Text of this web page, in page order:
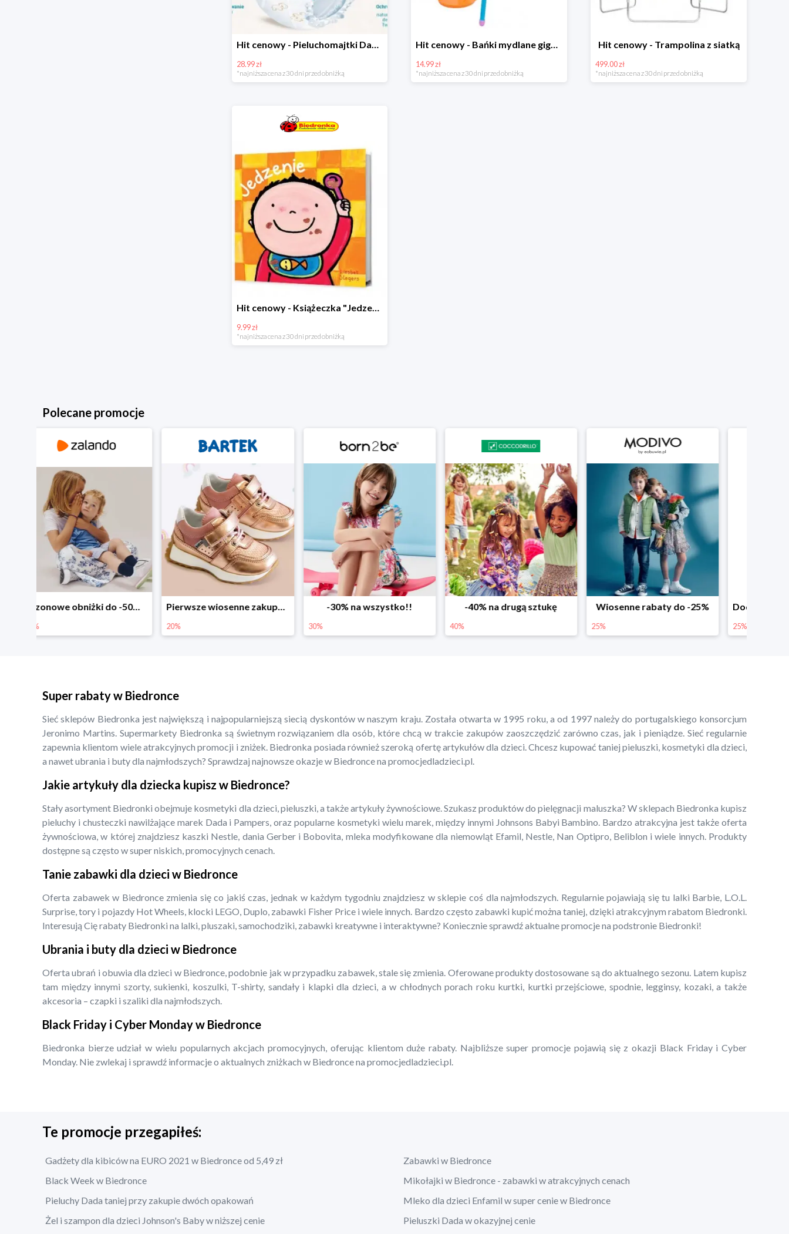
Hit cenowy - Pieluchomajtki Dada Pants
28.99 zł
*najniższa cena z 30 dni przed obniżką
Hit cenowy - Bańki mydlane gigant lub płyn uzupełniający
14.99 zł
*najniższa cena z 30 dni przed obniżką
Hit cenowy - Trampolina z siatką
499.00 zł
*najniższa cena z 30 dni przed obniżką
Hit cenowy - Książeczka "Jedzenie"
9.99 zł
*najniższa cena z 30 dni przed obniżką
Polecane promocje
-30% na wszystko!! -40% na drugą sztukę Wiosenne rabaty do -25%
Super rabaty w Biedronce
Sieć sklepów Biedronka jest największą i najpopularniejszą siecią dyskontów w naszym kraju. Została otwarta w 1995 roku, a od 1997 należy do portugalskiego konsorcjum
Jeronimo Martins. Supermarkety Biedronka są świetnym rozwiązaniem dla osób, które chcą w trakcie zakupów zaoszczędzić zarówno czas, jak i pieniądze. Sieć regularnie
zapewnia klientom wiele atrakcyjnych promocji i zniżek. Biedronka posiada również szeroką ofertę artykułów dla dzieci. Chcesz kupować taniej pieluszki, kosmetyki dla dzieci,
a nawet ubrania i buty dla najmłodszych? Sprawdzaj najnowsze okazje w Biedronce na promocjedladzieci.pl.
Jakie artykuły dla dziecka kupisz w Biedronce?
Stały asortyment Biedronki obejmuje kosmetyki dla dzieci, pieluszki, a także artykuły żywnościowe. Szukasz produktów do pielęgnacji maluszka? W sklepach Biedronka kupisz
pieluchy i chusteczki nawilżające marek Dada i Pampers, oraz popularne kosmetyki wielu marek, między innymi Johnsons Babyi Bambino. Bardzo atrakcyjna jest także oferta
żywnościowa, w której znajdziesz kaszki Nestle, dania Gerber i Bobovita, mleka modyfikowane dla niemowląt Efamil, Nestle, Nan Optipro, Beliblon i wiele innych. Produkty
dostępne są często w super niskich, promocyjnych cenach.
Tanie zabawki dla dzieci w Biedronce
Oferta zabawek w Biedronce zmienia się co jakiś czas, jednak w każdym tygodniu znajdziesz w sklepie coś dla najmłodszych. Regularnie pojawiają się tu lalki Barbie, L.O.L.
Surprise, tory i pojazdy Hot Wheels, klocki LEGO, Duplo, zabawki Fisher Price i wiele innych. Bardzo często zabawki kupić można taniej, dzięki atrakcyjnym rabatom Biedronki.
Interesują Cię rabaty Biedronki na lalki, pluszaki, samochodziki, zabawki kreatywne i interaktywne? Koniecznie sprawdź aktualne promocje na podstronie Biedronki!
Ubrania i buty dla dzieci w Biedronce
Oferta ubrań i obuwia dla dzieci w Biedronce, podobnie jak w przypadku zabawek, stale się zmienia. Oferowane produkty dostosowane są do aktualnego sezonu. Latem kupisz
tam między innymi szorty, sukienki, koszulki, T-shirty, sandały i klapki dla dzieci, a w chłodnych porach roku kurtki, kurtki przejściowe, spodnie, legginsy, kozaki, a także
akcesoria – czapki i szaliki dla najmłodszych.
Black Friday i Cyber Monday w Biedronce
Biedronka bierze udział w wielu popularnych akcjach promocyjnych, oferując klientom duże rabaty. Najbliższe super promocje pojawią się z okazji Black Friday i Cyber
Monday. Nie zwlekaj i sprawdź informacje o aktualnych zniżkach w Biedronce na promocjedladzieci.pl.
Te promocje przegapiłeś:
Gadżety dla kibiców na EURO 2021 w Biedronce od 5,49 zł
Zabawki w Biedronce
Black Week w Biedronce
Mikołajki w Biedronce - zabawki w atrakcyjnych cenach
Pieluchy Dada taniej przy zakupie dwóch opakowań
Mleko dla dzieci Enfamil w super cenie w Biedronce
Żel i szampon dla dzieci Johnson's Baby w niższej cenie
Pieluszki Dada w okazyjnej cenie